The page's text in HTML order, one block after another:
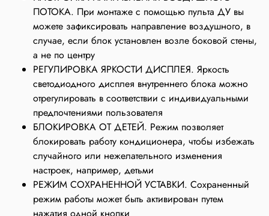
ПОТОКА. При монтаже с помощью пульта ДУ вы
можете зафиксировать направление воздушного, в
случае, если блок установлен возле боковой стены,
а не по центру
РЕГУЛИРОВКА ЯРКОСТИ ДИСПЛЕЯ. Яркость
светодиодного дисплея внутреннего блока можно
отрегулировать в соответствии с индивидуальными
предпочтениями пользователя
БЛОКИРОВКА ОТ ДЕТЕЙ. Режим позволяет
блокировать работу кондиционера, чтобы избежать
случайного или нежелательного изменения
настроек, например, детьми
РЕЖИМ СОХРАНЕННОЙ УСТАВКИ. Сохраненный
режим работы может быть активирован путем